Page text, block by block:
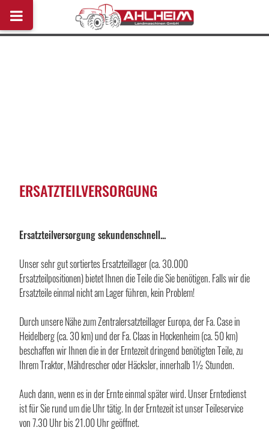
ERSATZTEILVERSORGUNG
Ersatzteilversorgung sekundenschnell...
Unser sehr gut sortiertes Ersatzteillager (ca. 30.000
Ersatzteilpositionen) bietet Ihnen die Teile die Sie benötigen. Falls wir die
Ersatzteile einmal nicht am Lager führen, kein Problem!
Durch unsere Nähe zum Zentralersatzteillager Europa, der Fa. Case in
Heidelberg (ca. 30 km) und der Fa. Claas in Hockenheim (ca. 50 km)
beschaffen wir Ihnen die in der Erntezeit dringend benötigten Teile, zu
Ihrem Traktor, Mähdrescher oder Häcksler, innerhalb 1½ Stunden.
Auch dann, wenn es in der Ernte einmal später wird. Unser Erntedienst
ist für Sie rund um die Uhr tätig. In der Erntezeit ist unser Teileservice
von 7.30 Uhr bis 21.00 Uhr geöffnet.